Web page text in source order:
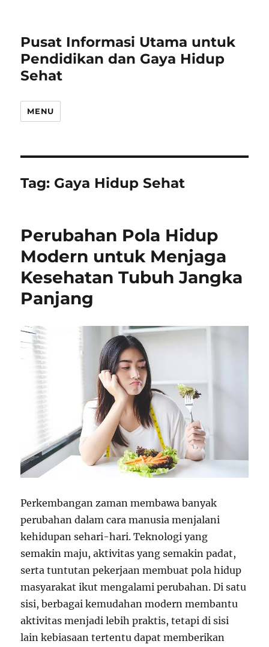
Pusat Informasi Utama untuk
Pendidikan dan Gaya Hidup
Sehat
MENU
Tag: Gaya Hidup Sehat
Perubahan Pola Hidup
Modern untuk Menjaga
Kesehatan Tubuh Jangka
Panjang
Perkembangan zaman membawa banyak
perubahan dalam cara manusia menjalani
kehidupan sehari-hari. Teknologi yang
semakin maju, aktivitas yang semakin padat,
serta tuntutan pekerjaan membuat pola hidup
masyarakat ikut mengalami perubahan. Di satu
sisi, berbagai kemudahan modern membantu
aktivitas menjadi lebih praktis, tetapi di sisi
lain kebiasaan tertentu dapat memberikan